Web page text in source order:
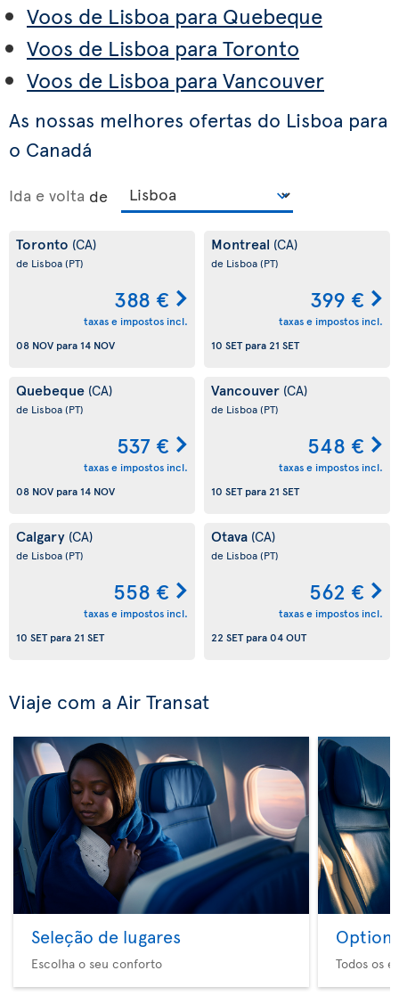
Voos de Lisboa para Quebeque
Voos de Lisboa para Toronto
Voos de Lisboa para Vancouver
As nossas melhores ofertas do Lisboa para
o Canadá
Ida e volta de
Toronto (CA)
de Lisboa(PT)
388 €
taxas e impostos incl.
08 NOV para 14 NOV
Montreal (CA)
de Lisboa(PT)
399 €
taxas e impostos incl.
10 SETpara21 SET
Quebeque (CA)
de Lisboa(PT)
537 €
taxas e impostos incl.
08 NOV para 14 NOV
Vancouver (CA)
de Lisboa(PT)
548 €
taxas e impostos incl.
10 SETpara21 SET
Calgary (CA)
de Lisboa(PT)
558 €
taxas e impostos incl.
10 SETpara21 SET
Otava (CA)
de Lisboa(PT)
562 €
taxas e impostos incl.
22 SETpara04 OUT
Viaje com a Air Transat
Seleção de lugares
Escolha o seu conforto
Option
Todos os